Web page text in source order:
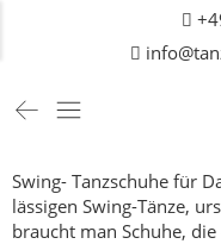
Swing- Tanzschuhe für
lässigen Swing-Tänze,
braucht man Schuhe,